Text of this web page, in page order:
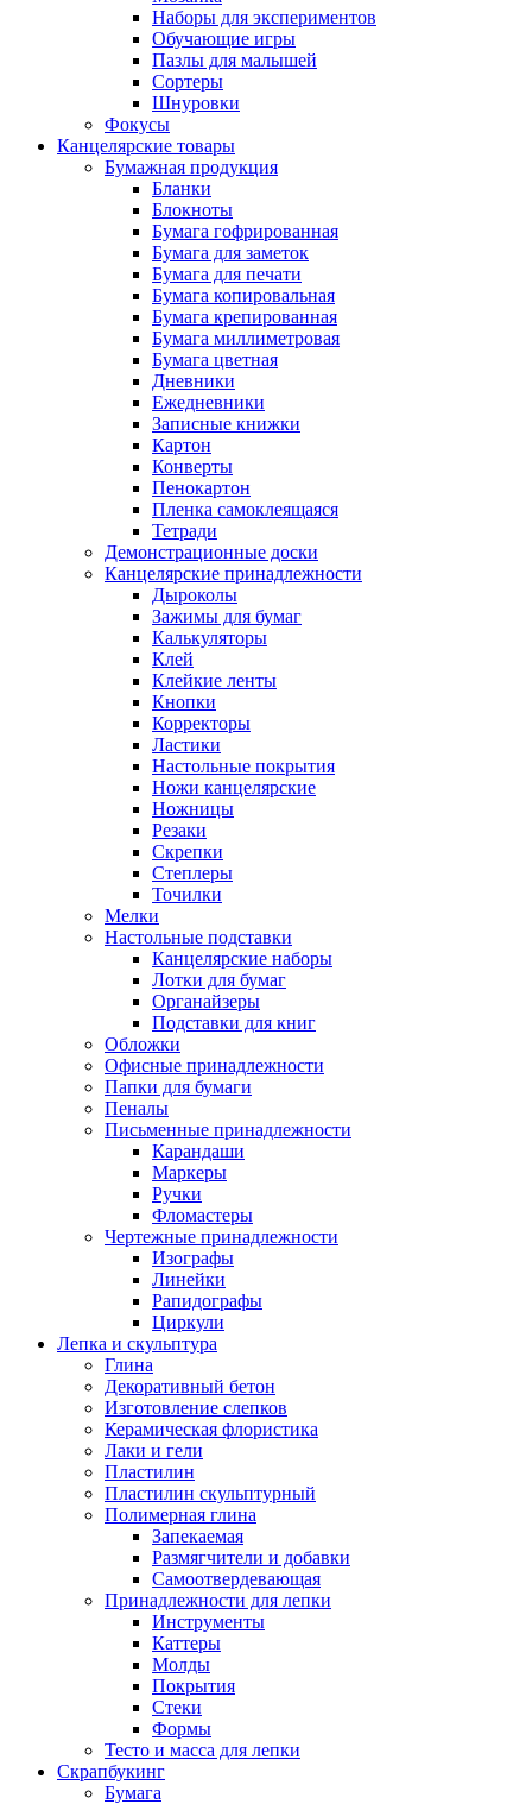
Наборы для экспериментов
Обучающие игры
Пазлы для малышей
Сортеры
Шнуровки
Фокусы
Канцелярские товары
Бумажная продукция
Бланки
Блокноты
Бумага гофрированная
Бумага для заметок
Бумага для печати
Бумага копировальная
Бумага крепированная
Бумага миллиметровая
Бумага цветная
Дневники
Ежедневники
Записные книжки
Картон
Конверты
Пенокартон
Пленка самоклеящаяся
Тетради
Демонстрационные доски
Канцелярские принадлежности
Дыроколы
Зажимы для бумаг
Калькуляторы
Клей
Клейкие ленты
Кнопки
Корректоры
Ластики
Настольные покрытия
Ножи канцелярские
Ножницы
Резаки
Скрепки
Степлеры
Точилки
Мелки
Настольные подставки
Канцелярские наборы
Лотки для бумаг
Органайзеры
Подставки для книг
Обложки
Офисные принадлежности
Папки для бумаги
Пеналы
Письменные принадлежности
Карандаши
Маркеры
Ручки
Фломастеры
Чертежные принадлежности
Изографы
Линейки
Рапидографы
Циркули
Лепка и скульптура
Глина
Декоративный бетон
Изготовление слепков
Керамическая флористика
Лаки и гели
Пластилин
Пластилин скульптурный
Полимерная глина
Запекаемая
Размягчители и добавки
Самоотвердевающая
Принадлежности для лепки
Инструменты
Каттеры
Молды
Покрытия
Стеки
Формы
Тесто и масса для лепки
Скрапбукинг
Бумага